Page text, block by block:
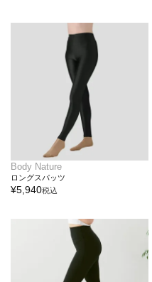
Body Nature
ロングスパッツ
¥5,940税込